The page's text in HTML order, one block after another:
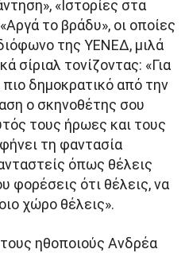
«Ιστορίες στα
το βράδυ», οι οποίες
της ΥΕΝΕΔ, μιλά
σίριαλ τονίζοντας: «Για
δημοκρατικό από την
ο σκηνοθέτης σου
τους ήρωες και τους
τη φαντασία
όπως θέλεις
φορέσεις ότι θέλεις, να
χώρο θέλεις».
ηθοποιούς Ανδρέα